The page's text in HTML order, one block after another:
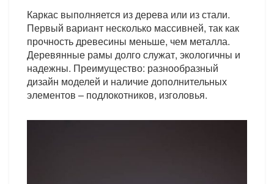
Каркас выполняется из дерева или из стали.
Первый вариант несколько массивней, так как
прочность древесины меньше, чем металла.
Деревянные рамы долго служат, экологичны и
надежны. Преимущество: разнообразный
дизайн моделей и наличие дополнительных
элементов – подлокотников, изголовья.